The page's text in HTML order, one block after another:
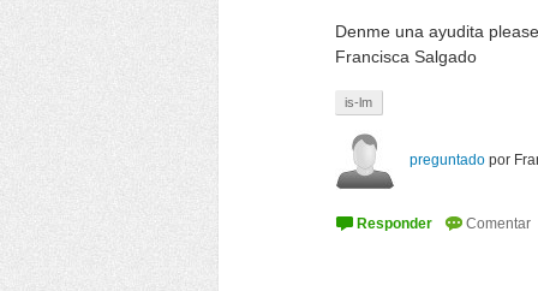
Denme una ayudita
Francisca Salgado
is-lm
preguntado por